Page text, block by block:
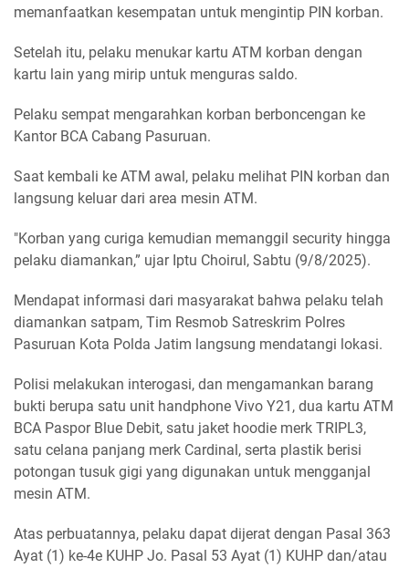
memanfaatkan kesempatan untuk mengintip PIN korban.
Setelah itu, pelaku menukar kartu ATM korban dengan
kartu lain yang mirip untuk menguras saldo.
Pelaku sempat mengarahkan korban berboncengan ke
Kantor BCA Cabang Pasuruan.
Saat kembali ke ATM awal, pelaku melihat PIN korban dan
langsung keluar dari area mesin ATM.
"Korban yang curiga kemudian memanggil security hingga
pelaku diamankan,” ujar Iptu Choirul, Sabtu (9/8/2025).
Mendapat informasi dari masyarakat bahwa pelaku telah
diamankan satpam, Tim Resmob Satreskrim Polres
Pasuruan Kota Polda Jatim langsung mendatangi lokasi.
Polisi melakukan interogasi, dan mengamankan barang
bukti berupa satu unit handphone Vivo Y21, dua kartu ATM
BCA Paspor Blue Debit, satu jaket hoodie merk TRIPL3,
satu celana panjang merk Cardinal, serta plastik berisi
potongan tusuk gigi yang digunakan untuk mengganjal
mesin ATM.
Atas perbuatannya, pelaku dapat dijerat dengan Pasal 363
Ayat (1) ke-4e KUHP Jo. Pasal 53 Ayat (1) KUHP dan/atau